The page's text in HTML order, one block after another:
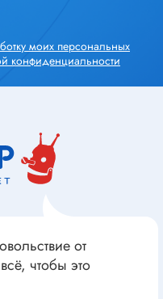
моих персональных
конфиденциальности
от
чтобы это